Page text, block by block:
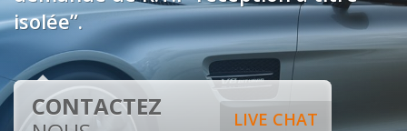
isolée”.
LIVE CHAT
CONTACTEZ